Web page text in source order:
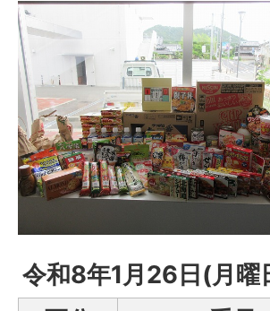
令和8年1月26日(月